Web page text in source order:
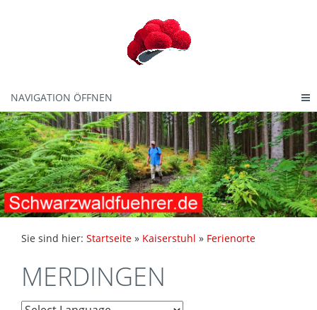
NAVIGATION ÖFFNEN
Sie sind hier: Startseite » Kaiserstuhl » Ferienorte
MERDINGEN